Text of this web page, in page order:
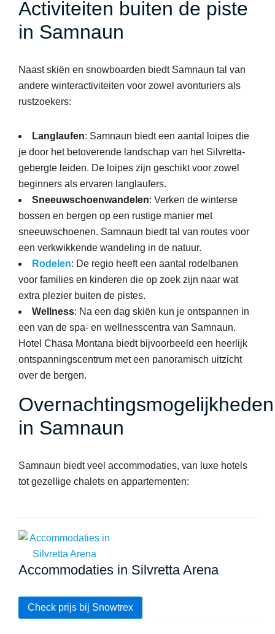
Activiteiten buiten de piste
in Samnaun
Naast skiën en snowboarden biedt Samnaun tal van
andere winteractiviteiten voor zowel avonturiers als
rustzoekers:
Langlaufen: Samnaun biedt een aantal loipes die
je door het betoverende landschap van het Silvretta-
gebergte leiden. De loipes zijn geschikt voor zowel
beginners als ervaren langlaufers.
Sneeuwschoenwandelen: Verken de winterse
bossen en bergen op een rustige manier met
sneeuwschoenen. Samnaun biedt tal van routes voor
een verkwikkende wandeling in de natuur.
Rodelen: De regio heeft een aantal rodelbanen
voor families en kinderen die op zoek zijn naar wat
extra plezier buiten de pistes.
Wellness: Na een dag skiën kun je ontspannen in
een van de spa- en wellnesscentra van Samnaun.
Hotel Chasa Montana biedt bijvoorbeeld een heerlijk
ontspanningscentrum met een panoramisch uitzicht
over de bergen.
Overnachtingsmogelijkheden
in Samnaun
Samnaun biedt veel accommodaties, van luxe hotels
tot gezellige chalets en appartementen:
Accommodaties in Silvretta Arena
Check prijs bij Snowtrex